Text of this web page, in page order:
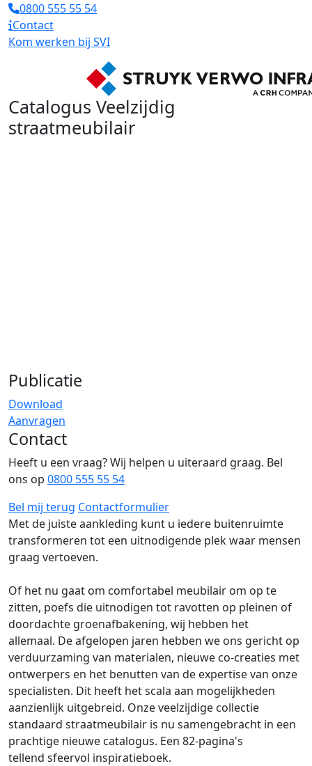
0800 555 55 54
Contact
Kom werken bij SVI
Catalogus Veelzijdig
straatmeubilair
Publicatie
Download
Aanvragen
Contact
Heeft u een vraag? Wij helpen u uiteraard graag. Bel
ons op 0800 555 55 54
Bel mij terug Contactformulier
Met de juiste aankleding kunt u iedere buitenruimte
transformeren tot een uitnodigende plek waar mensen
graag vertoeven.
Of het nu gaat om comfortabel meubilair om op te
zitten, poefs die uitnodigen tot ravotten op pleinen of
doordachte groenafbakening, wij hebben het
allemaal. De afgelopen jaren hebben we ons gericht op
verduurzaming van materialen, nieuwe co-creaties met
ontwerpers en het benutten van de expertise van onze
specialisten. Dit heeft het scala aan mogelijkheden
aanzienlijk uitgebreid. Onze veelzijdige collectie
standaard straatmeubilair is nu samengebracht in een
prachtige nieuwe catalogus. Een 82-pagina's
tellend sfeervol inspiratieboek.